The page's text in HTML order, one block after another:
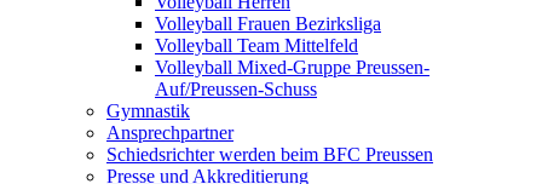
Volleyball Frauen Bezirksliga
Volleyball Team Mittelfeld
Volleyball Mixed-Gruppe Preussen-
Auf/Preussen-Schuss
Gymnastik
Ansprechpartner
Schiedsrichter werden beim BFC Preussen
Presse und Akkreditierung